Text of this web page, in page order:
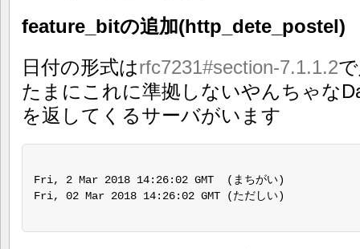
feature_bitの追加(http_dete_postel)
日付の形式はrfc7231#section-7.1.1.2
たまにこれに準拠しないやんちゃな
を返してくるサーバがいます
Fri, 2 Mar 2018 14:26:02 GMT  (まちがい)
Fri, 02 Mar 2018 14:26:02 GMT (ただしい)